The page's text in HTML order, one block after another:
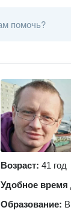
Возраст: 41 год
Удобное время
Образование: